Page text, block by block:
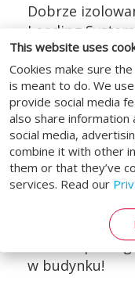
This website uses
Cookies make sure
is meant to do. We
provide social media
also share
social media,
combine it with other
them or that they’ve
services. Read our
Dobrze
Loading
zamknąć
otwarciu
zimno) może
ważne jest, aby
najkrótszy.
Zastosowanie
bramę gdy
ją zamknąć
tylko ogromny
również
w budynku!